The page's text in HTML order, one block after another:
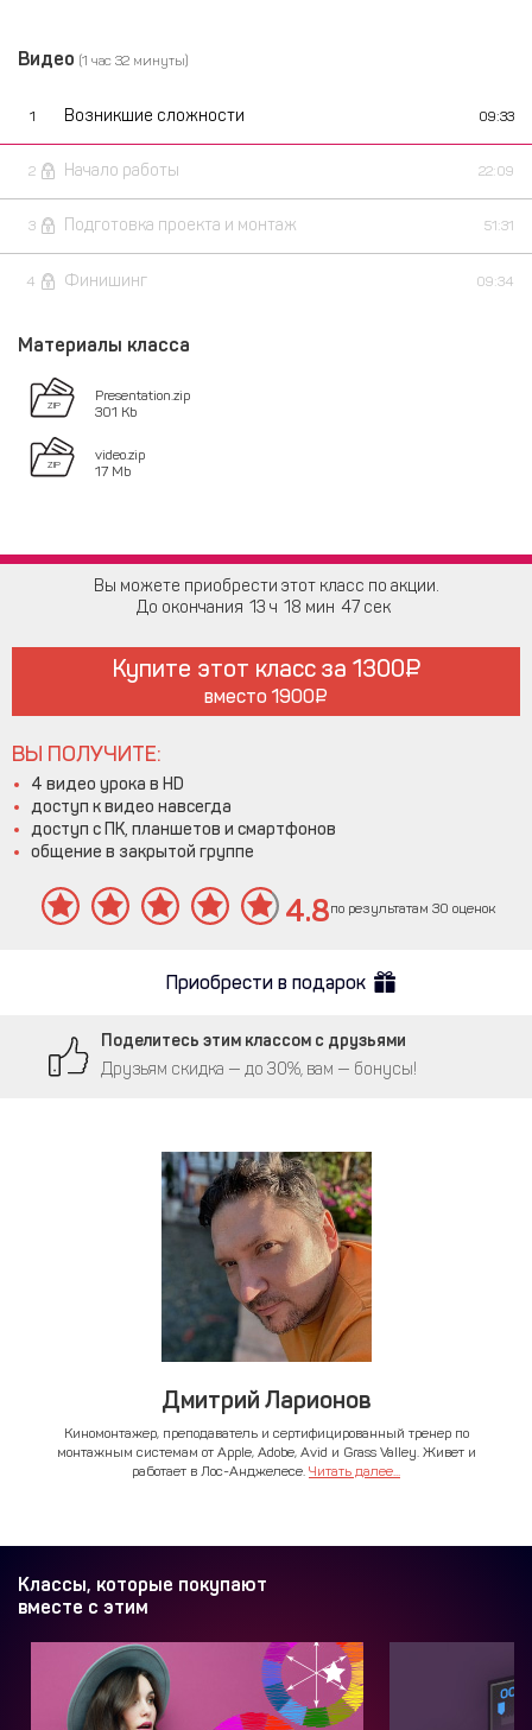
Видео (1 час 32 минуты)
1 Возникшие сложности 09:33
2 Начало работы 22:09
3 Подготовка проекта и монтаж 51:31
4 Финишинг 09:34
Материалы класса
Presentation.zip
301 Kb
video.zip
17 Mb
Вы можете приобрести этот класс по акции.
До окончания 13 18 47
Купите этот класс за 1300
вместо 1900
ВЫ ПОЛУЧИТЕ:
4 видео урока в HD
доступ к видео навсегда
доступ с ПК, планшетов и смартфонов
общение в закрытой группе
4.8по результатам 30 оценок
Приобрести в подарок
Поделитесь этим классом с друзьями
Друзьям скидка — до 30%, вам — бонусы!
Дмитрий Ларионов
Киномонтажер, преподаватель и сертифицированный тренер по
монтажным системам от Apple, Adobe, Avid и Grass Valley. Живет и
работает в Лос-Анджелесе. Читать далее...
Классы, которые покупают
вместе с этим